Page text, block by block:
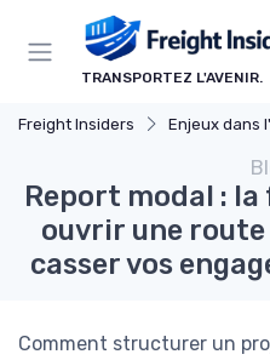
TRANSPORTEZ L'AVENIR.
Freight Insiders Enjeux dans
Report modal :
ouvrir une
casser vos
Comment structurer un
Panneau de gestion des